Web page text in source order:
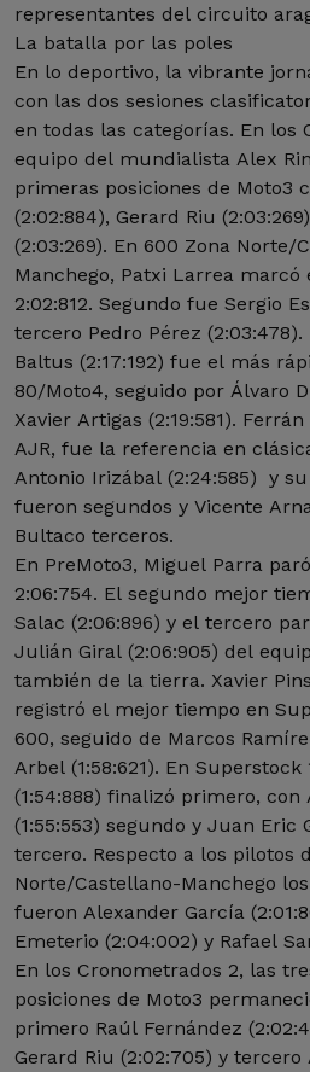
representantes del circuito
La batalla por las poles
En lo deportivo, la vibrante
con las dos sesiones
en todas las categorías. En los
equipo del mundialista Alex
primeras posiciones de Moto3
(2:02:884), Gerard Riu
(2:03:269). En 600 Zona Norte/
Manchego, Patxi Larrea
2:02:812. Segundo fue Sergio
tercero Pedro Pérez
Baltus (2:17:192) fue el más
80/Moto4, seguido por Álvaro
Xavier Artigas (2:19:581).
AJR, fue la referencia en
Antonio Irizábal (2:24:585) y
fueron segundos y Vicente
Bultaco terceros.
En PreMoto3, Miguel Parra
2:06:754. El segundo mejor
Salac (2:06:896) y el tercero
Julián Giral (2:06:905) del
también de la tierra. Xavier
registró el mejor tiempo en
600, seguido de Marcos
Arbel (1:58:621). En Superstock
(1:54:888) finalizó primero, con
(1:55:553) segundo y Juan Eric
tercero. Respecto a los pilotos
Norte/Castellano-Manchego
fueron Alexander García
Emeterio (2:04:002) y Rafael
En los Cronometrados 2, las
posiciones de Moto3
primero Raúl Fernández
Gerard Riu (2:02:705) y tercero